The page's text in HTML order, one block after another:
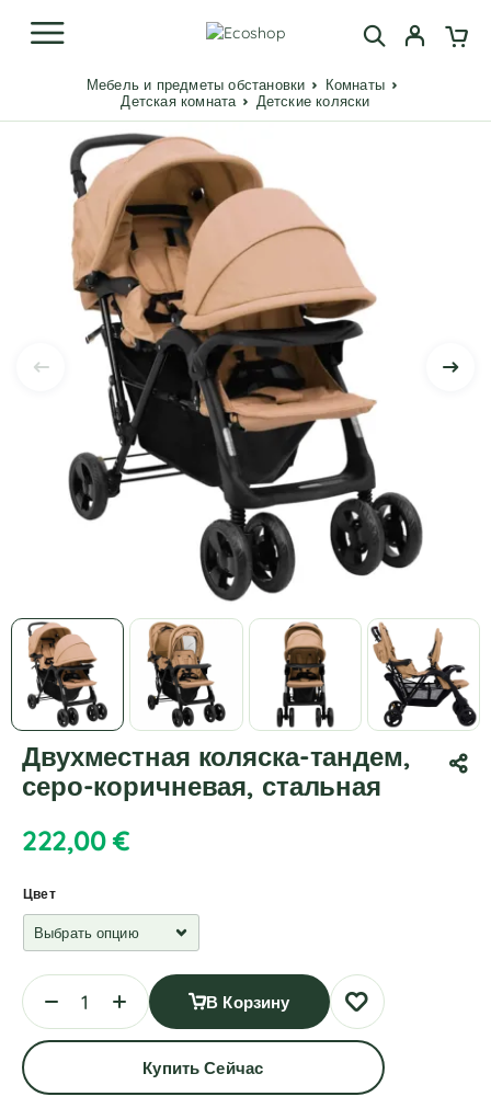
Мебель и предметы обстановки
Комнаты
Детская комната
Детские коляски
Двухместная коляска-тандем,
серо-коричневая, стальная
222,00€
Цвет
В Корзину
Купить Сейчас